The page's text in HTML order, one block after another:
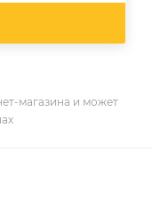
магазина и может